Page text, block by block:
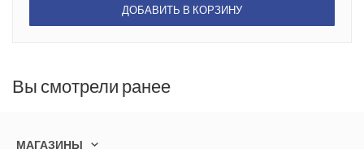
ДОБАВИТЬ В КОРЗИНУ
Вы смотрели ранее
МАГАЗИНЫ